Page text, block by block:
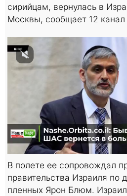
сирийцам, вернулась в
Москвы, сообщает 12
В полете ее сопровождал
правительства Израиля по
пленных Ярон Блюм.